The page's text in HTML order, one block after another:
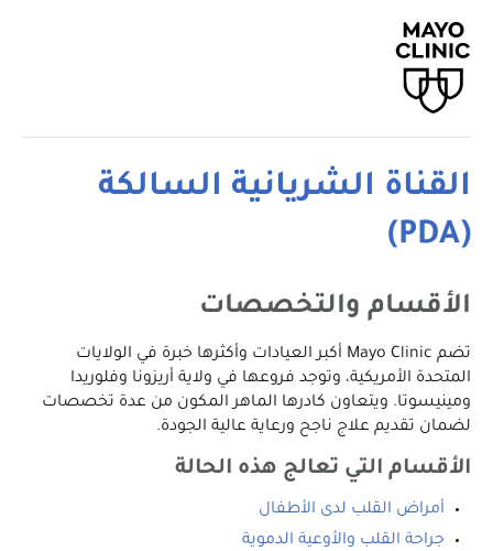
القناة الشريانية السالكة
(PDA)
الأقسام والتخصصات
تضم Mayo Clinic أكبر العيادات وأكثرها خبرة في الولايات
المتحدة الأمريكية، وتوجد فروعها في ولاية أريزونا وفلوريدا
ومينيسوتا. ويتعاون كادرها الماهر المكون من عدة تخصصات
لضمان تقديم علاج ناجح ورعاية عالية الجودة.
الأقسام التي تعالج هذه الحالة
أمراض القلب لدى الأطفال
جراحة القلب والأوعية الدموية